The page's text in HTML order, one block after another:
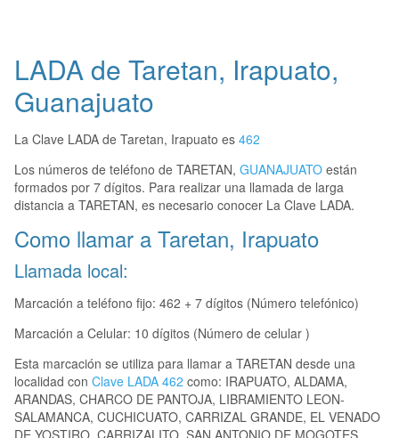
LADA de Taretan, Irapuato,
Guanajuato
La Clave LADA de Taretan, Irapuato es 462
Los números de teléfono de TARETAN, GUANAJUATO están
formados por 7 dígitos. Para realizar una llamada de larga
distancia a TARETAN, es necesario conocer La Clave LADA.
Como llamar a Taretan, Irapuato
Llamada local:
Marcación a teléfono fijo: 462 + 7 dígitos (Número telefónico)
Marcación a Celular: 10 dígitos (Número de celular )
Esta marcación se utiliza para llamar a TARETAN desde una
localidad con Clave LADA 462 como: IRAPUATO, ALDAMA,
ARANDAS, CHARCO DE PANTOJA, LIBRAMIENTO LEON-
SALAMANCA, CUCHICUATO, CARRIZAL GRANDE, EL VENADO